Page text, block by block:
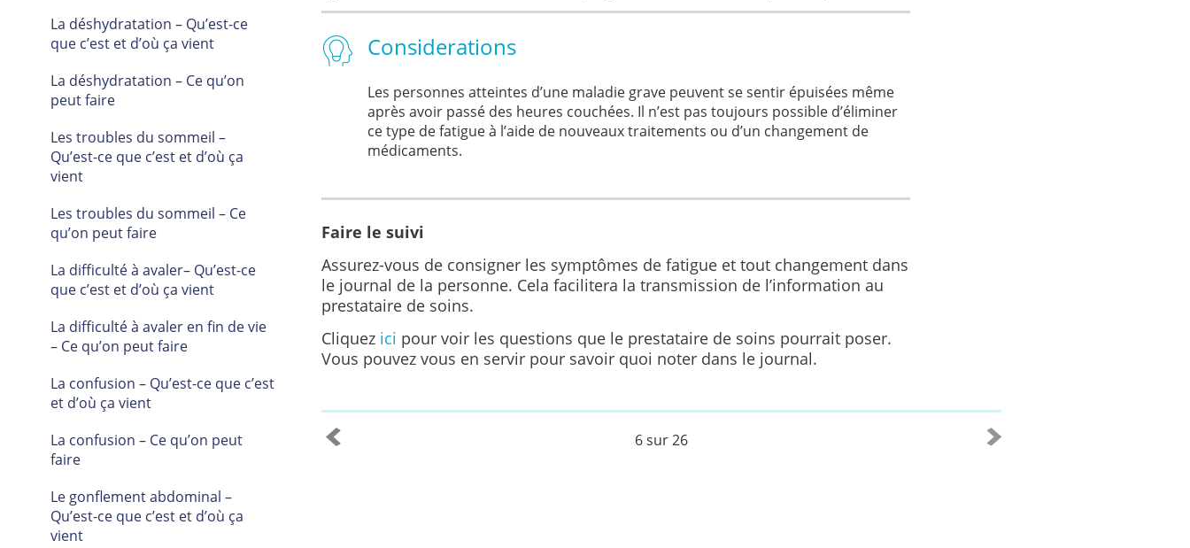
La déshydratation – Qu’est-ce
que c’est et d’où ça vient
La déshydratation – Ce qu’on
peut faire
Les troubles du sommeil –
Qu’est-ce que c’est et d’où ça
vient
Les troubles du sommeil – Ce
qu’on peut faire
La difficulté à avaler– Qu’est-ce
que c’est et d’où ça vient
La difficulté à avaler en fin de vie
– Ce qu’on peut faire
La confusion – Qu’est-ce que c’est
et d’où ça vient
La confusion – Ce qu’on peut
faire
Le gonflement abdominal –
Qu’est-ce que c’est et d’où ça
vient
Considerations
Les personnes atteintes d’une maladie grave peuvent se sentir épuisées même
après avoir passé des heures couchées. Il n’est pas toujours possible d’éliminer
ce type de fatigue à l’aide de nouveaux traitements ou d’un changement de
médicaments.
Faire le suivi
Assurez-vous de consigner les symptômes de fatigue et tout changement dans
le journal de la personne. Cela facilitera la transmission de l’information au
prestataire de soins.
Cliquez ici pour voir les questions que le prestataire de soins pourrait poser.
Vous pouvez vous en servir pour savoir quoi noter dans le journal.
6 sur 26